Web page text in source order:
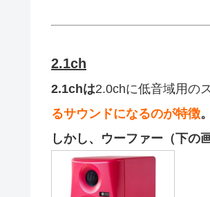
2.1ch
2.1chは2.0chに低音域用の
るサウンドになるのが特徴。
しかし、ウーファー（下の